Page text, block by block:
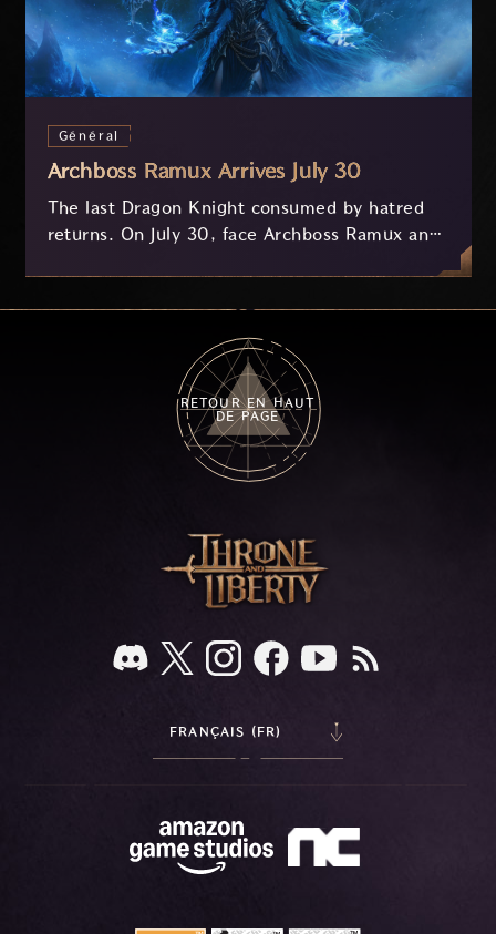
Général
Archboss Ramux Arrives July 30
The last Dragon Knight consumed by hatred
returns. On July 30, face Archboss Ramux and
key combat mechanics, the Ballista, and the
new Archboss equipment that awaits.
RETOUR EN HAUT
DE PAGE
FRANÇAIS (FR)